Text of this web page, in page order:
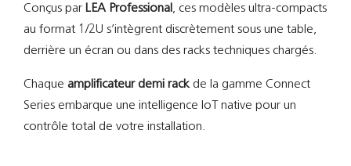
Conçus par LEA Professional, ces modèles ultra-compacts
au format 1/2U s’intègrent discrètement sous une table,
derrière un écran ou dans des racks techniques chargés.
Chaque amplificateur demi rackde la gamme Connect
Series embarque une intelligence IoT native pour un
contrôle total de votre installation.